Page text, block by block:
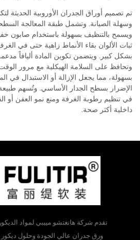
تم تصميم أوراق الجدران الأوروبية الحديثة
وسهلة الصيانة. وتشمل طبقة المعالجة
ويسمح بالتنظيف بسهولة باستخدام صابون
ثبات الألوان بقاء الأنماط زاهية حتى في
بشكل كبير. ويتضمن تكوين المادة أليافاً
وتحافظ على السلامة الهيكلية مع مرور
بسهولة، مما يجعل الإزالة أو الاستبدال في
الإضرار بسطح الجدار الأساسي. وتُسهم
في تنظيم رطوبة الغرفة ومنع نمو العفن أو
داخلية أكثر صحة.
ورق جدران عالي الجودة وحلول ديكور